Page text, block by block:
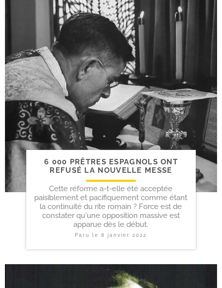
6 000 PRÊTRES ESPAGNOLS ONT
REFUSÉ LA NOUVELLE MESSE
Cette réforme a-t-elle été acceptée
paisiblement et pacifiquement comme étant
la continuité du rite romain ? Force est de
constater qu'une opposition massive est
apparue dès le début.
Paru le8 janvier 2022